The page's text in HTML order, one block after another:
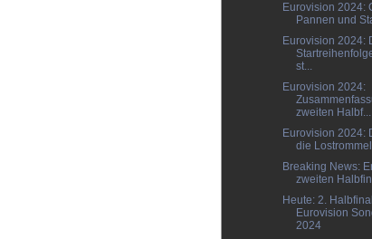
Eurovision 2024:
Pannen und
Eurovision 2024:
st...
Eurovision 2024:
zweiten Halbf...
Eurovision 2024:
die
Breaking News:
zweiten
Heute: 2.
Eurovision
2024